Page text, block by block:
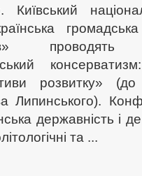
проводять
розвитку»
Липинського).
державність і
та ...